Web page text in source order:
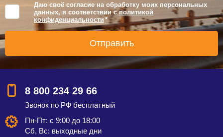
Даю своё согласие на обработку моих персональных
данных, в соответствии сполитикой
конфиденциальности *
8 800 234 29 66
Звонок по РФ бесплатный
Пн-Пт: с 9:00 до 18:00
Сб, Вс: выходные дни